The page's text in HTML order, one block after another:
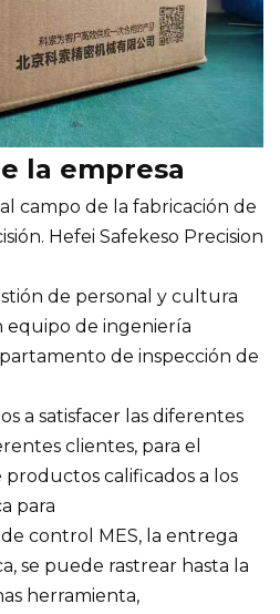
la empresa
campo de la fabricación de
Hefei Safekeso Precision
de personal y cultura
equipo de ingeniería
de inspección de
a satisfacer las diferentes
clientes, para el
calificados a los
para
control MES, la entrega
se puede rastrear hasta la
herramienta,